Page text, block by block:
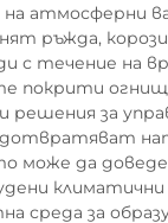
атмосферни
ръжда,
с течение на
покрити
за
може да
климатични
среда за